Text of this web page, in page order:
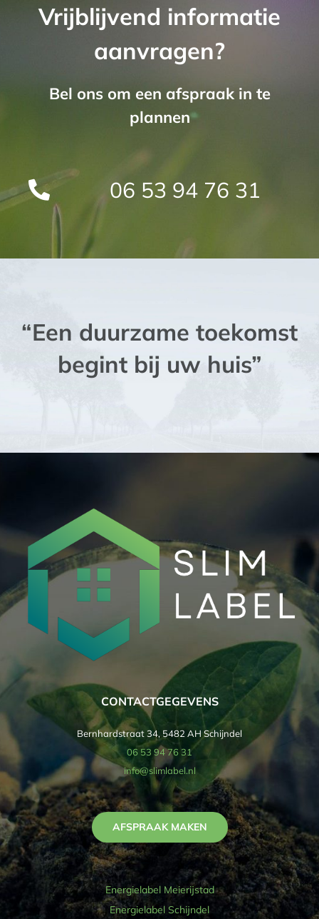
Vrijblijvend informatie
aanvragen?
Bel ons om een afspraak in te
plannen
06 53 94 76 31
“Een duurzame toekomst
begint bij uw huis”
CONTACTGEGEVENS
Bernhardstraat 34, 5482 AH Schijndel
06 53 94 76 31
info@slimlabel.nl
AFSPRAAK MAKEN
Energielabel Meierijstad
Energielabel Schijndel